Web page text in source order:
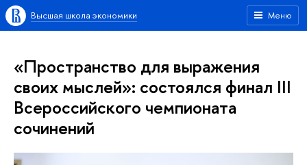
Меню
Высшая школа экономики
«Пространство для выражения
своих мыслей»: состоялся финал III
Всероссийского чемпионата
сочинений